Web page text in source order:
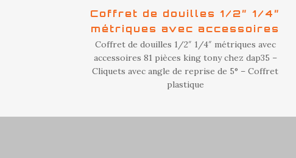
Coffret de douilles 1/2″ 1/4″
métriques avec accessoires
Coffret de douilles 1/2″ 1/4″ métriques avec
accessoires 81 pièces king tony chez dap35 –
Cliquets avec angle de reprise de 5° – Coffret
plastique